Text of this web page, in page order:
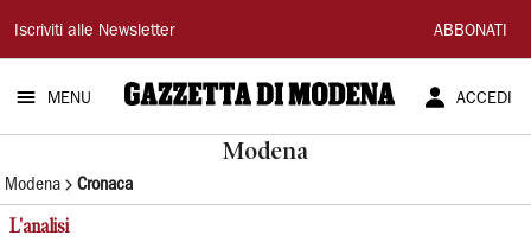
Gazzetta
di
Modena
Iscriviti alle Newsletter ABBONATI
MENU ACCEDI
Modena
Modena Cronaca
L'analisi